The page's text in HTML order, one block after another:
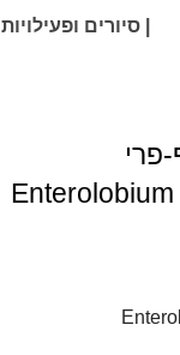
| סיורים ופעילויות |
פרי